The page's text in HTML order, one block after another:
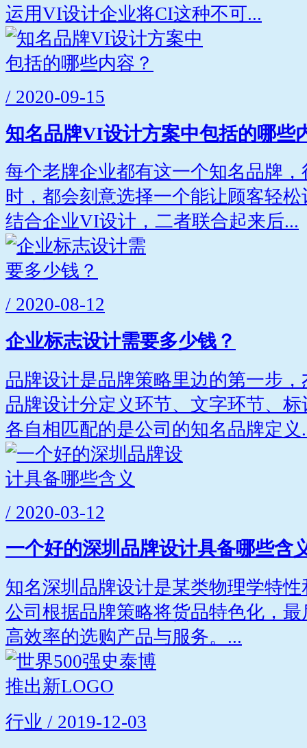
运用VI设计企业将CI这种不可...
/ 2020-09-15
知名品牌VI设计方案中包括的哪些
每个老牌企业都有这一个知名品牌
时，都会刻意选择一个能让顾客轻
结合企业VI设计，二者联合起来后...
/ 2020-08-12
企业标志设计需要多少钱？
品牌设计是品牌策略里边的第一步
品牌设计分定义环节、文字环节、
各自相匹配的是公司的知名品牌定义
/ 2020-03-12
一个好的深圳品牌设计具备哪些含
知名深圳品牌设计是某类物理学特
公司根据品牌策略将货品特色化，
高效率的选购产品与服务。...
行业 / 2019-12-03